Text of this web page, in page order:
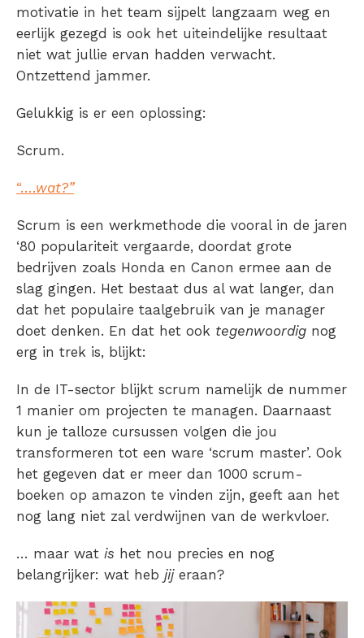
motivatie in het team sijpelt langzaam weg en
eerlijk gezegd is ook het uiteindelijke resultaat
niet wat jullie ervan hadden verwacht.
Ontzettend jammer.
Gelukkig is er een oplossing:
Scrum.
“….wat?”
Scrum is een werkmethode die vooral in de jaren
‘80 populariteit vergaarde, doordat grote
bedrijven zoals Honda en Canon ermee aan de
slag gingen. Het bestaat dus al wat langer, dan
dat het populaire taalgebruik van je manager
doet denken. En dat het ook tegenwoordig nog
erg in trek is, blijkt:
In de IT-sector blijkt scrum namelijk de nummer
1 manier om projecten te managen. Daarnaast
kun je talloze cursussen volgen die jou
transformeren tot een ware ‘scrum master’. Ook
het gegeven dat er meer dan 1000 scrum-
boeken op amazon te vinden zijn, geeft aan het
nog lang niet zal verdwijnen van de werkvloer.
… maar wat is het nou precies en nog
belangrijker: wat heb jijeraan?